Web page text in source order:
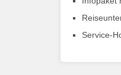
Service-